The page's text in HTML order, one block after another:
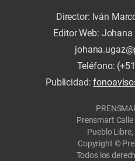
Director: Iván
Editor Web:
Teléfono:
Publicidad:
Prensmart
Pueblo Libre,
Copyright ©
Todos los